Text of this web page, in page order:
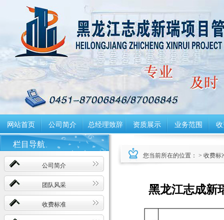
网站首页 公司简介 总经理致辞 资质展示 业务范围
栏目导航
公司简介
团队风采
收费标准
您当前所在的位置： > 收费标
黑龙江志成新